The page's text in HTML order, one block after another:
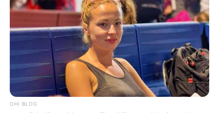
OHI BLOG